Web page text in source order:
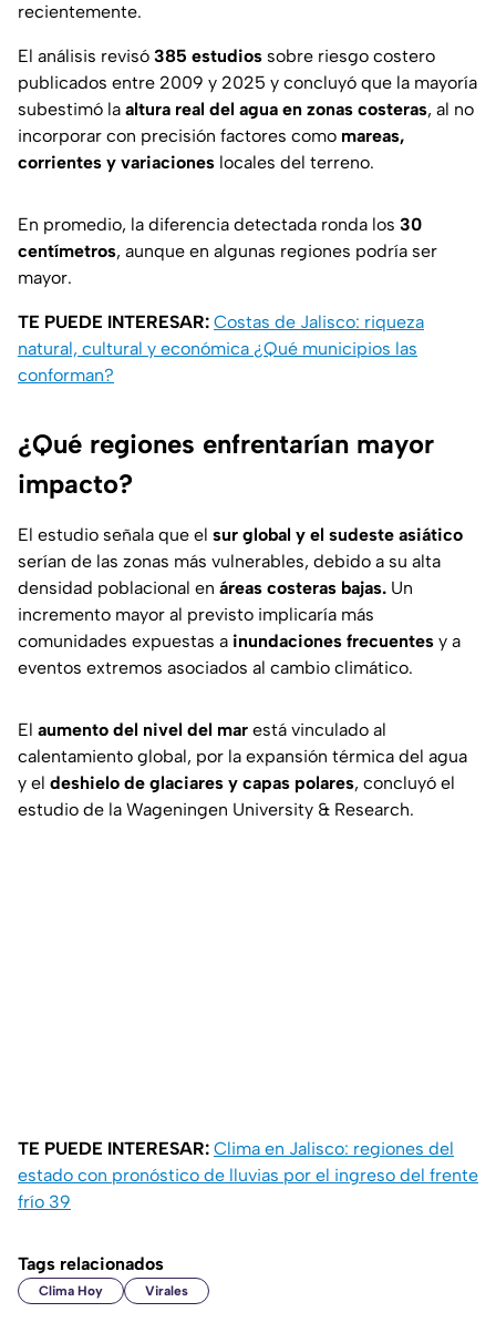
recientemente.
El análisis revisó 385 estudios sobre riesgo costero
publicados entre 2009 y 2025 y concluyó que la mayoría
subestimó la altura real del agua en zonas costeras, al no
incorporar con precisión factores como mareas,
corrientes y variaciones locales del terreno.
En promedio, la diferencia detectada ronda los 30
centímetros, aunque en algunas regiones podría ser
mayor.
TE PUEDE INTERESAR: Costas de Jalisco: riqueza
natural, cultural y económica ¿Qué municipios las
conforman?
¿Qué regiones enfrentarían mayor
impacto?
El estudio señala que el sur global y el sudeste asiático
serían de las zonas más vulnerables, debido a su alta
densidad poblacional en áreas costeras bajas. Un
incremento mayor al previsto implicaría más
comunidades expuestas a inundaciones frecuentes y a
eventos extremos asociados al cambio climático.
El aumento del nivel del mar está vinculado al
calentamiento global, por la expansión térmica del agua
y el deshielo de glaciares y capas polares, concluyó el
estudio de la Wageningen University & Research.
TE PUEDE INTERESAR: Clima en Jalisco: regiones del
estado con pronóstico de lluvias por el ingreso del frente
frío 39
Tags relacionados
Clima Hoy Virales